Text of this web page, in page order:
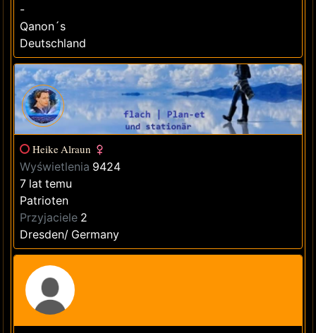
-
Qanon´s
Deutschland
Heike Alraun
Wyświetlenia 9424
7 lat temu
Patrioten
Przyjaciele 2
Dresden/ Germany